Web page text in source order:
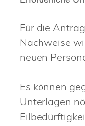
Für die
Nachweise
neuen
Es können
Unterlagen